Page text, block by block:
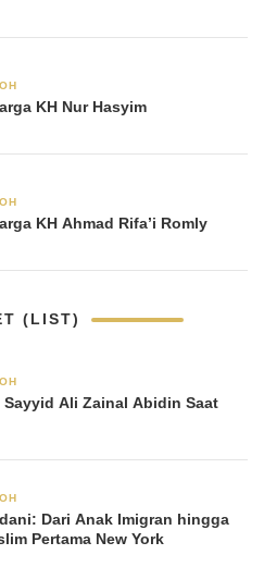
KH Nur Hasyim
KH Ahmad Rifa’i Romly
(LIST)
Sayyid Ali Zainal Abidin Saat
Dari Anak Imigran hingga
Pertama New York